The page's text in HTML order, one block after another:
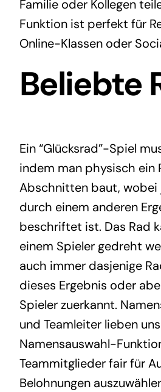
Familie oder Kollegen
Funktion ist perfekt für
Online-Klassen oder
Beliebte
Ein “Glücksrad”-Spiel
indem man physisch ein
Abschnitten baut,
durch einem anderen
beschriftet ist. Das Rad
einem Spieler gedreht
auch immer dasjenige
dieses Ergebnis oder
Spieler zuerkannt.
und Teamleiter lieben
Namensauswahl-
Teammitglieder fair für
Belohnungen